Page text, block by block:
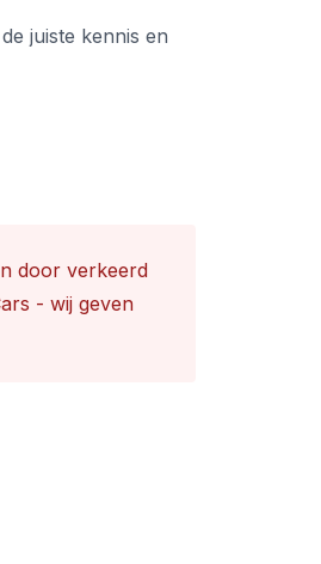
juiste kennis en
door verkeerd
- wij geven